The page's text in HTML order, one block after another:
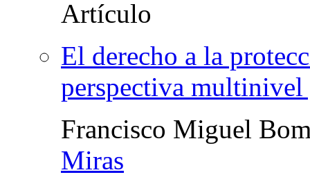
El derecho a la
perspectiva multinivel
Francisco Miguel
Miras